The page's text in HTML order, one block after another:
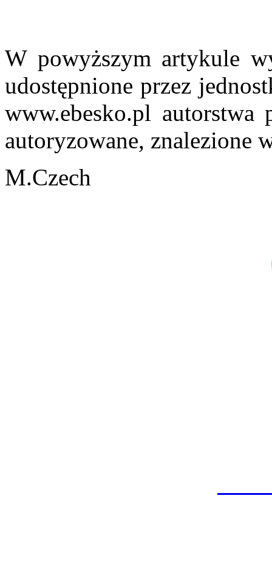
W powyższym artykule
udostępnione przez
www.ebesko.pl
autoryzowane, znalezione
M.Czech